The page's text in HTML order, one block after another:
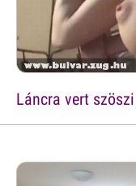
Láncra vert szöszi